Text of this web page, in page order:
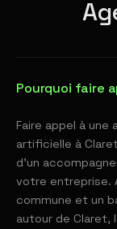
Pourquoi faire
Faire appel à
artificielle à
d'un
votre entreprise.
commune et un
autour de